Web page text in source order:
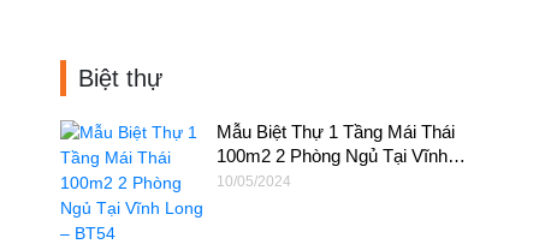
Biệt thự
Mẫu Biệt Thự 1 Tầng Mái Thái
100m2 2 Phòng Ngủ Tại Vĩnh
Long – BT54
10/05/2024